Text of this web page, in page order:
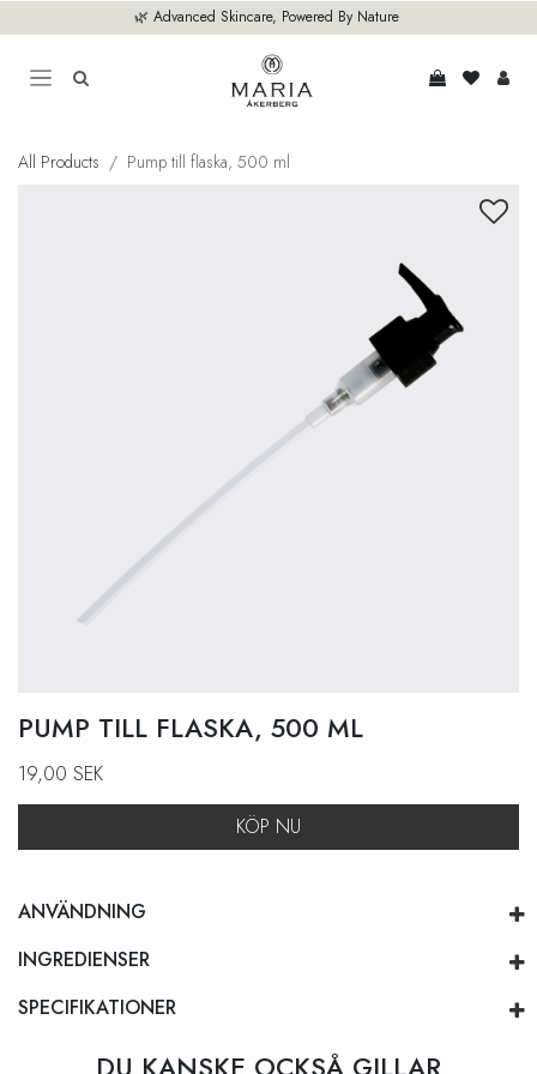
🌿 Advanced Skincare, Powered By Nature
All Products Pump till flaska, 500 ml
PUMP TILL FLASKA, 500 ML
19,00 SEK
KÖP NU
ANVÄNDNING
INGREDIENSER
SPECIFIKATIONER